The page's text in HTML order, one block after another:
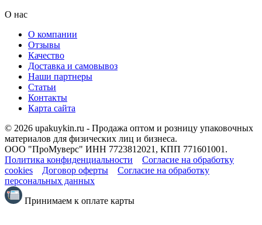
О нас
О компании
Отзывы
Качество
Доставка и самовывоз
Наши партнеры
Статьи
Контакты
Карта сайта
© 2026 upakuykin.ru - Продажа оптом и розницу упаковочных
материалов для физических лиц и бизнеса.
ООО "ПроМуверс" ИНН 7723812021, КПП 771601001.
Политика конфиденциальности
Согласие на обработку
cookies
Договор оферты
Согласие на обработку
персональных данных
Принимаем к оплате карты